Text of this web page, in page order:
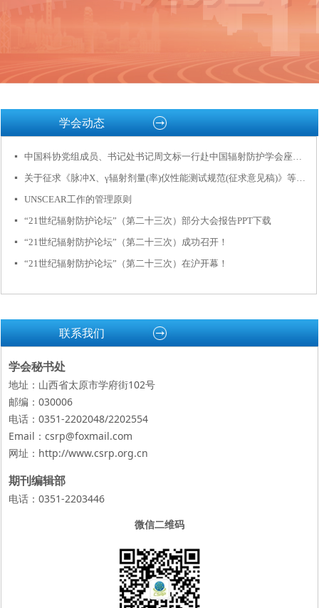
学会动态
联系我们
学会秘书处
地址：山西省太原市学府街102号
邮编：030006
电话：0351-2202048/2202554
Email：csrp@foxmail.com
网址： http://www.csrp.org.cn
期刊编辑部
电话：0351-2203446
微信二维码
넷 中国科协党组成员、书记处书记周文标一行赴中国辐射防护学会座谈交流
넷 关于征求《脉冲X、γ辐射剂量(率)仪性能测试规范(征求意见稿)》等6项中国辐射防护学会团体标准意见的函
넷 UNSCEAR工作的管理原则
넷 “21世纪辐射防护论坛”（第二十三次）部分大会报告PPT下载
넷 “21世纪辐射防护论坛”（第二十三次）成功召开！
넷 “21世纪辐射防护论坛”（第二十三次）在沪开幕！